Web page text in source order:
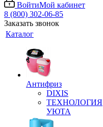
ВойтиМой кабинет
8 (800) 302-06-85
Заказать звонок
Каталог
Антифриз
DIXIS
ТЕХНОЛОГИЯ
УЮТА